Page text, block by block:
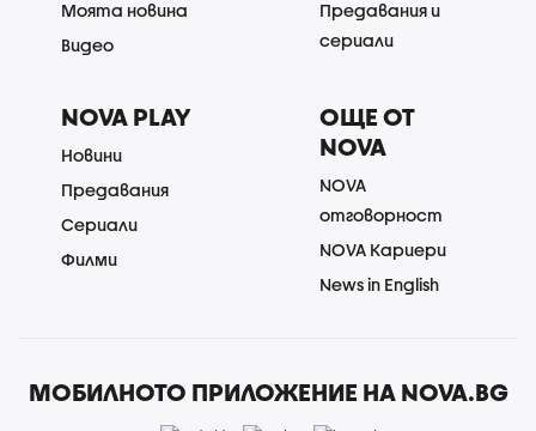
Моята новина
Видео
Предавания и
сериали
NOVA PLAY
Новини
Предавания
Сериали
Филми
ОЩЕ ОТ
NOVA
NOVA
отговорност
NOVA Кариери
News in English
МОБИЛНОТО ПРИЛОЖЕНИЕ НА NOVA.BG